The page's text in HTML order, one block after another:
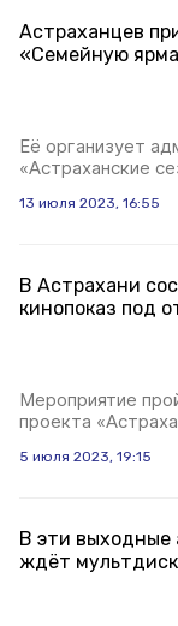
Астраханцев
«Семейную
Её организует
«Астраханские
13 июля 2023, 16:55
В Астрахани
кинопоказ под
Мероприятие
проекта
5 июля 2023, 19:15
В эти выходные
ждёт